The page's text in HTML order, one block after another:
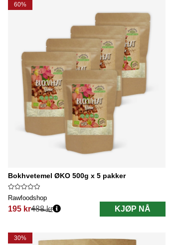
60%
Bokhvetemel ØKO 500g x 5 pakker
Rawfoodshop
195 kr
Vanlig pris:
488 kr KJØP NÅ
30%